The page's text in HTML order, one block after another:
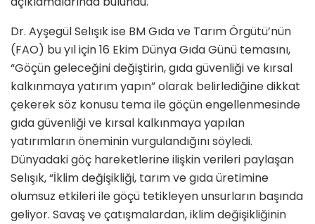
Dr. Ayşegül Selışık ise BM Gıda ve Tarım Örgütü’nün
(FAO) bu yıl için 16 Ekim Dünya Gıda Günü temasını,
“Göçün geleceğini değiştirin, gıda güvenliği ve kırsal
kalkınmaya yatırım yapın” olarak belirlediğine dikkat
çekerek söz konusu tema ile göçün engellenmesinde
gıda güvenliği ve kırsal kalkınmaya yapılan
yatırımların öneminin vurgulandığını söyledi.
Dünyadaki göç hareketlerine ilişkin verileri paylaşan
Selışık, “İklim değişikliği, tarım ve gıda üretimine
olumsuz etkileri ile göçü tetikleyen unsurların başında
geliyor. Savaş ve çatışmalardan, iklim değişikliğinin